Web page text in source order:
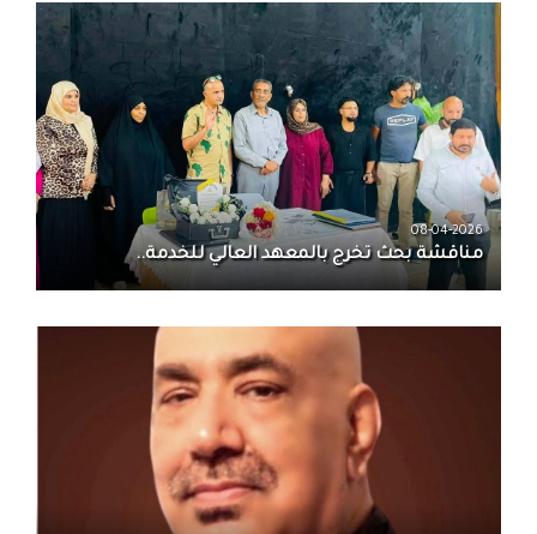
08-04-2026
مناقشة بحث تخرج بالمعهد العالي للخدمة..